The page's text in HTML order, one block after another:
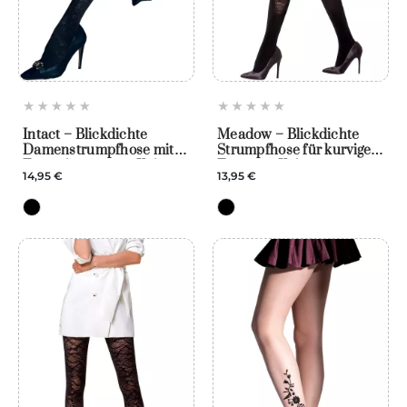
Intact – Blickdichte
Damenstrumpfhose mit
14,95 €
Meadow – Blickdichte
Strumpfhose für kurvige
13,95 €